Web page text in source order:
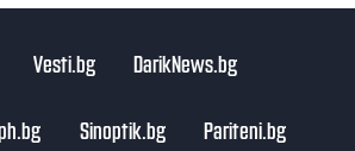
Vesti.bg DarikNews.bg
Sinoptik.bg Pariteni.bg